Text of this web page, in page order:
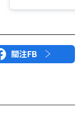
關注FB